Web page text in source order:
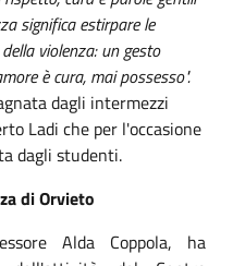
significa estirpare le
violenza: un gesto
è cura, mai possesso".
dagli intermezzi
Ladi che per l'occasione
dagli studenti.
di Orvieto
Alda Coppola, ha